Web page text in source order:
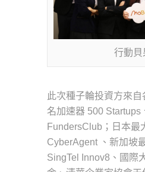
行動貝
此次種子輪投資方來
名加速器 500 Startups
FundersClub；日本最
CyberAgent 、新加坡
SingTel Innov8、國際